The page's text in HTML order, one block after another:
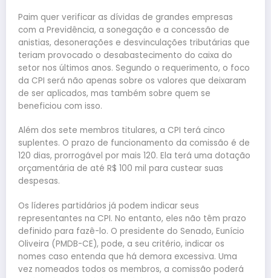
Paim quer verificar as dívidas de grandes empresas
com a Previdência, a sonegação e a concessão de
anistias, desonerações e desvinculações tributárias que
teriam provocado o desabastecimento do caixa do
setor nos últimos anos. Segundo o requerimento, o foco
da CPI será não apenas sobre os valores que deixaram
de ser aplicados, mas também sobre quem se
beneficiou com isso.
Além dos sete membros titulares, a CPI terá cinco
suplentes. O prazo de funcionamento da comissão é de
120 dias, prorrogável por mais 120. Ela terá uma dotação
orçamentária de até R$ 100 mil para custear suas
despesas.
Os líderes partidários já podem indicar seus
representantes na CPI. No entanto, eles não têm prazo
definido para fazê-lo. O presidente do Senado, Eunício
Oliveira (PMDB-CE), pode, a seu critério, indicar os
nomes caso entenda que há demora excessiva. Uma
vez nomeados todos os membros, a comissão poderá